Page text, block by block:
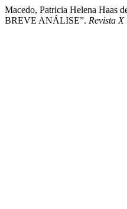
Macedo, Patricia Helena
BREVE ANÁLISE”. Revista X